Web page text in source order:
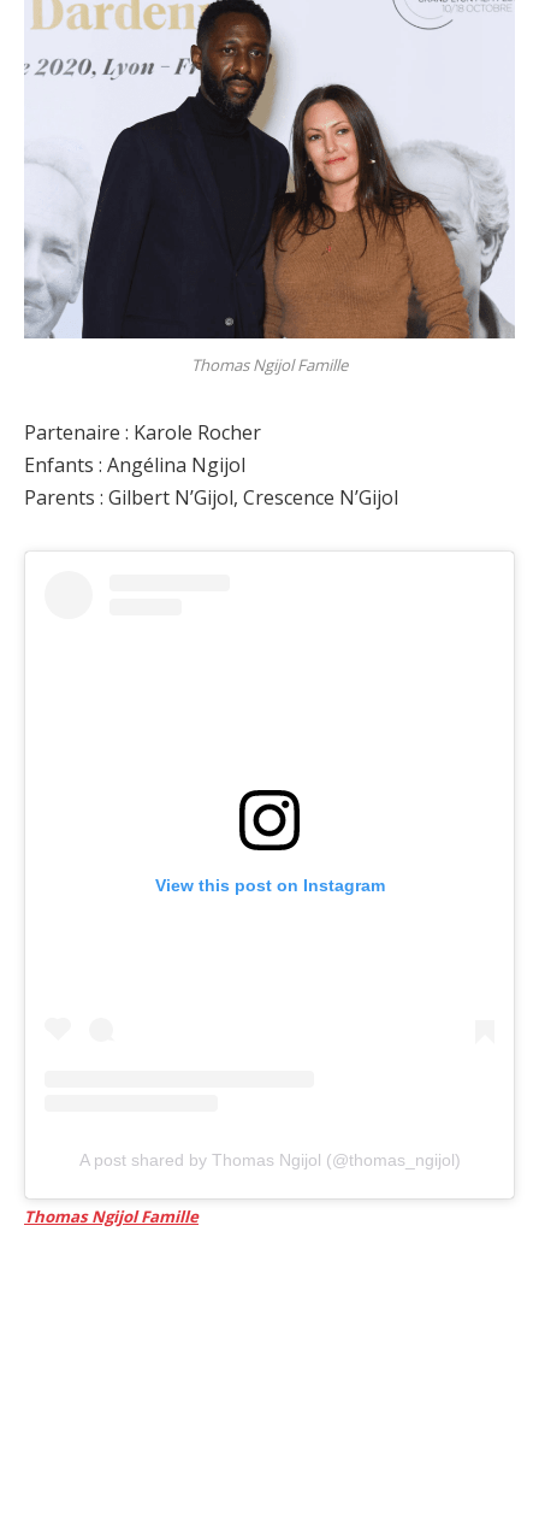
Thomas Ngijol Famille
Partenaire : Karole Rocher
Enfants : Angélina Ngijol
Parents : Gilbert N’Gijol, Crescence N’Gijol
View this post on Instagram
A post shared by Thomas Ngijol (@thomas_ngijol)
Thomas Ngijol Famille